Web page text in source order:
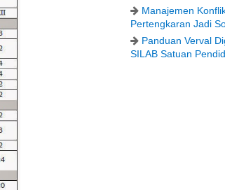
Manajemen
Pertengkaran Jadi
Panduan Verval
SILAB Satuan